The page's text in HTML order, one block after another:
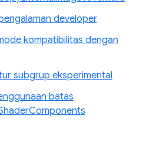
developer
kompatibilitas dengan
subgrup eksperimental
batas